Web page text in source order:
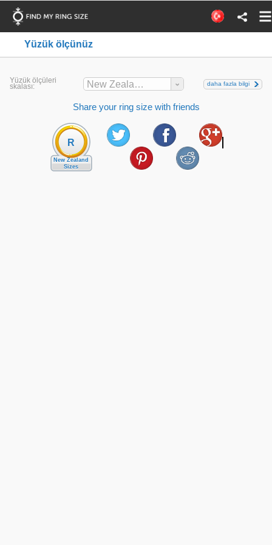
Yüzük ölçünüz
Yüzük ölçüleri
skalası: New Zealand daha fazla bilgi
Share your ring size with friends
R
New Zealand
Sizes